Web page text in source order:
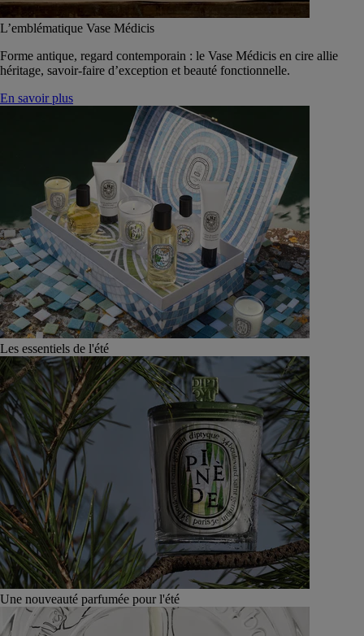
L’emblématique Vase Médicis
Forme antique, regard contemporain : le Vase Médicis en cire allie
héritage, savoir-faire d’exception et beauté fonctionnelle.
En savoir plus
Les essentiels de l'été
Une nouveauté parfumée pour l'été